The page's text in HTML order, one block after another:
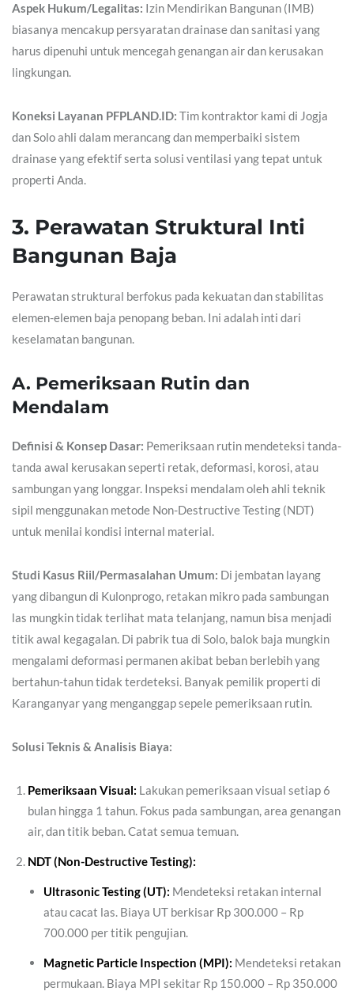
Aspek Hukum/Legalitas: Izin Mendirikan Bangunan (IMB)
biasanya mencakup persyaratan drainase dan sanitasi yang
harus dipenuhi untuk mencegah genangan air dan kerusakan
lingkungan.
Koneksi Layanan PFPLAND.ID: Tim kontraktor kami di Jogja
dan Solo ahli dalam merancang dan memperbaiki sistem
drainase yang efektif serta solusi ventilasi yang tepat untuk
properti Anda.
3. Perawatan Struktural Inti
Bangunan Baja
Perawatan struktural berfokus pada kekuatan dan stabilitas
elemen-elemen baja penopang beban. Ini adalah inti dari
keselamatan bangunan.
A. Pemeriksaan Rutin dan
Mendalam
Definisi & Konsep Dasar: Pemeriksaan rutin mendeteksi tanda-
tanda awal kerusakan seperti retak, deformasi, korosi, atau
sambungan yang longgar. Inspeksi mendalam oleh ahli teknik
sipil menggunakan metode Non-Destructive Testing (NDT)
untuk menilai kondisi internal material.
Studi Kasus Riil/Permasalahan Umum: Di jembatan layang
yang dibangun di Kulonprogo, retakan mikro pada sambungan
las mungkin tidak terlihat mata telanjang, namun bisa menjadi
titik awal kegagalan. Di pabrik tua di Solo, balok baja mungkin
mengalami deformasi permanen akibat beban berlebih yang
bertahun-tahun tidak terdeteksi. Banyak pemilik properti di
Karanganyar yang menganggap sepele pemeriksaan rutin.
Solusi Teknis & Analisis Biaya:
Pemeriksaan Visual: Lakukan pemeriksaan visual setiap 6
bulan hingga 1 tahun. Fokus pada sambungan, area genangan
air, dan titik beban. Catat semua temuan.
NDT (Non-Destructive Testing):
Ultrasonic Testing (UT): Mendeteksi retakan internal
atau cacat las. Biaya UT berkisar Rp 300.000 – Rp
700.000 per titik pengujian.
Magnetic Particle Inspection (MPI): Mendeteksi retakan
permukaan. Biaya MPI sekitar Rp 150.000 – Rp 350.000